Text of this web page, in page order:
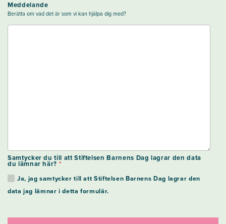
Meddelande
Berätta om vad det är som vi kan hjälpa dig med?
Samtycker du till att Stiftelsen Barnens Dag lagrar den data
du lämnar här? *
Ja, jag samtycker till att Stiftelsen Barnens Dag lagrar den
data jag lämnar i detta formulär.